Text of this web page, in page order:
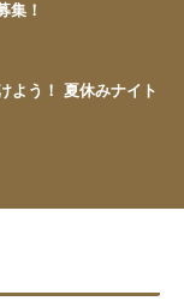
集！
よう！ 夏休みナイト